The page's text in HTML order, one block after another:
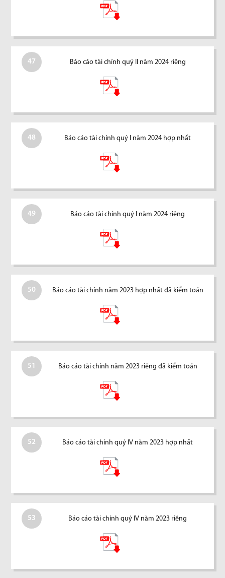
47 Báo cáo tài chính quý II năm 2024 riêng
48 Báo cáo tài chính quý I năm 2024 hợp nhất
49 Báo cáo tài chính quý I năm 2024 riêng
50 Báo cáo tài chính năm 2023 hợp nhất đã kiểm toán
51 Báo cáo tài chính năm 2023 riêng đã kiểm toán
52 Báo cáo tài chính quý IV năm 2023 hợp nhất
53 Báo cáo tài chính quý IV năm 2023 riêng